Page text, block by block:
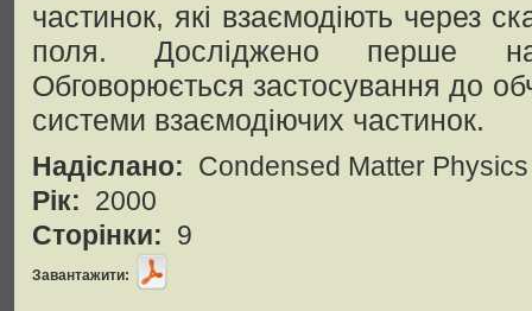
частинок, які взаємодіють через
поля. Досліджено перше
Обговорюється застосування до
системи взаємодіючих частинок.
Надіслано: Condensed Matter Physics
Рік: 2000
Сторінки: 9
Завантажити: